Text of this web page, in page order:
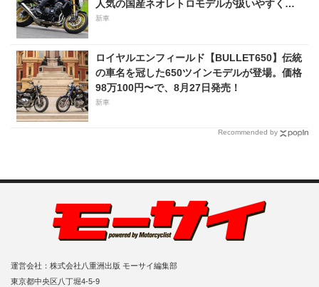
人気の国産ネオレトロモデルが扱いやすく上
質に進化！
新車
ロイヤルエンフィールド【BULLET650】伝統
の車名を冠した650ツインモデルが登場。価格
98万100円〜で、8月27日発売！
新車
Recommended by
運営会社：株式会社八重洲出版 モーサイ編集部
東京都中央区八丁堀4-5-9